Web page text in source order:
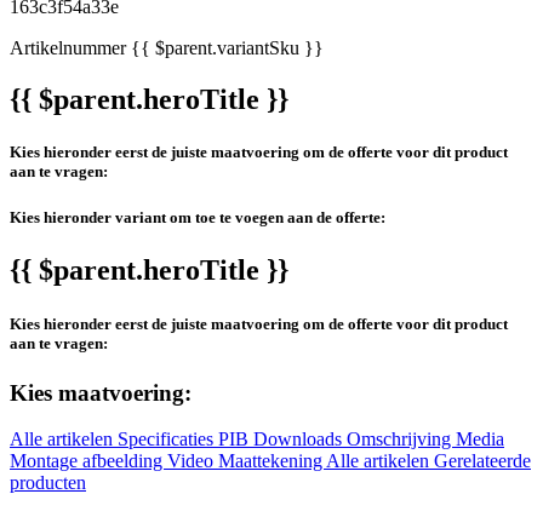
Artikelnummer{{ $parent.variantSku }}
{{ $parent.heroTitle }}
Kies hieronder eerst de juiste maatvoering om de offerte voor dit product
aan te vragen:
Kies hieronder variant om toe te voegen aan de offerte:
{{ $parent.heroTitle }}
Kies hieronder eerst de juiste maatvoering om de offerte voor dit product
aan te vragen:
Kies maatvoering:
Alle artikelen Specificaties PIB Downloads Omschrijving Media
Montage afbeelding Video MaattekeningAlle artikelen Gerelateerde
producten